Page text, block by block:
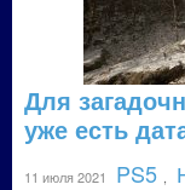
Для
уже есть
11 июля 2021 PS5